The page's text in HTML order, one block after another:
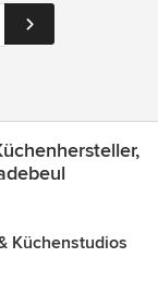
Küchenstudios